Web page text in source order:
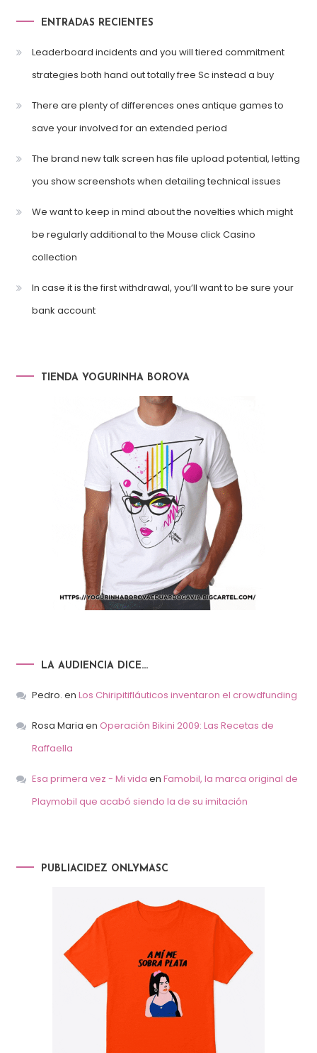
ENTRADAS RECIENTES
Leaderboard incidents and you will tiered commitment
strategies both hand out totally free Sc instead a buy
There are plenty of differences ones antique games to
save your involved for an extended period
The brand new talk screen has file upload potential, letting
you show screenshots when detailing technical issues
We want to keep in mind about the novelties which might
be regularly additional to the Mouse click Casino
collection
In case it is the first withdrawal, you’ll want to be sure your
bank account
TIENDA YOGURINHA BOROVA
LA AUDIENCIA DICE…
Pedro. en Los Chiripitifláuticos inventaron el crowdfunding
Rosa Maria en Operación Bikini 2009: Las Recetas de
Raffaella
Esa primera vez - Mi vida en Famobil, la marca original de
Playmobil que acabó siendo la de su imitación
PUBLIACIDEZ ONLYMASC